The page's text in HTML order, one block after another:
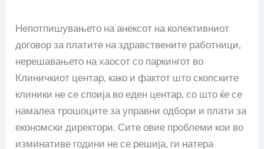
Непотпишувањето на анексот на колективниот
договор за платите на здравствените работници,
нерешавањето на хаосот со паркингот во
Клиничкиот центар, како и фактот што скопските
клиники не се споија во еден центар, со што ќе се
намалеа трошоците за управни одбори и плати за
економски директори. Сите овие проблеми кои во
изминативе години не се решија, ги натера